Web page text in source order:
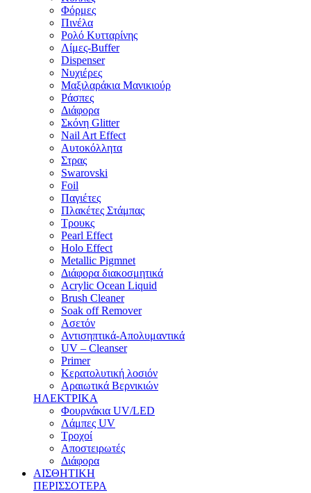
Φόρμες
Πινέλα
Ρολό Κυτταρίνης
Λίμες-Buffer
Dispenser
Νυχιέρες
Μαξιλαράκια Μανικιούρ
Ράσπες
Διάφορα
Σκόνη Glitter
Nail Art Effect
Αυτοκόλλητα
Στρας
Swarovski
Foil
Παγιέτες
Πλακέτες Στάμπας
Τρουκς
Pearl Effect
Holo Effect
Metallic Pigmnet
Διάφορα διακοσμητικά
Acrylic Ocean Liquid
Brush Cleaner
Soak off Remover
Ασετόν
Αντισηπτικά-Απολυμαντικά
UV – Cleanser
Primer
Κερατολυτική λοσιόν
Αραιωτικά Βερνικιών
ΗΛΕΚΤΡΙΚΑ
Φουρνάκια UV/LED
Λάμπες UV
Τροχοί
Αποστειρωτές
Διάφορα
ΑΙΣΘΗΤΙΚΗ
ΠΕΡΙΣΣΟΤΕΡΑ